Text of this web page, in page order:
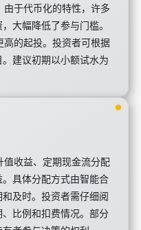
由于代币化的特性，许多
大幅降低了参与门槛。
高的起投。投资者可根据
建议初期以小额试水为
值收益、定期现金流分配
。具体分配方式由智能合
及时。投资者需仔细阅
比例和扣费情况。部分